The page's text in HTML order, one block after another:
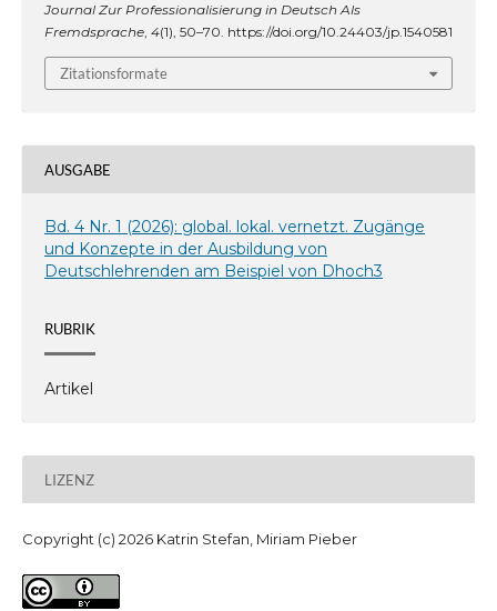
Journal Zur Professionalisierung in Deutsch Als
Fremdsprache, 4(1), 50–70. https://doi.org/10.24403/jp.1540581
Zitationsformate
AUSGABE
Bd. 4 Nr. 1 (2026): global. lokal. vernetzt. Zugänge
und Konzepte in der Ausbildung von
Deutschlehrenden am Beispiel von Dhoch3
RUBRIK
Artikel
LIZENZ
Copyright (c) 2026 Katrin Stefan, Miriam Pieber